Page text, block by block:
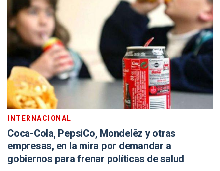
INTERNACIONAL
Coca-Cola, PepsiCo, Mondelēz y otras
empresas, en la mira por demandar a
gobiernos para frenar políticas de salud